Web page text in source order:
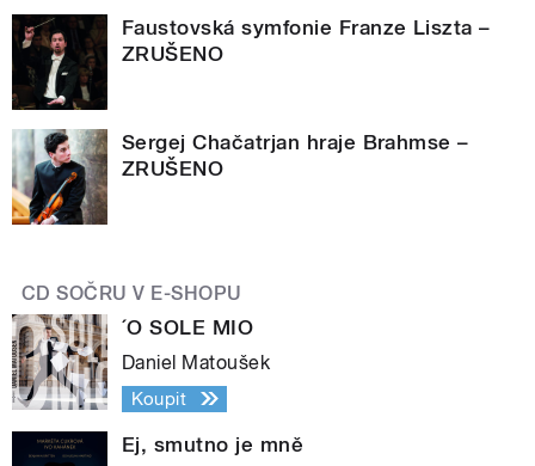
Faustovská symfonie Franze Liszta –
ZRUŠENO
Sergej Chačatrjan hraje Brahmse –
ZRUŠENO
CD SOČRU V E-SHOPU
´O SOLE MIO
Daniel Matoušek
Koupit
Ej, smutno je mně